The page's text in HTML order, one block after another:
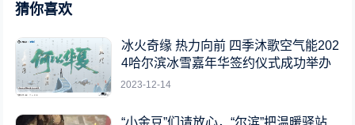
猜你喜欢
冰火奇缘 热力向前 四季沐歌空气能202
4哈尔滨冰雪嘉年华签约仪式成功举办
2023-12-14
“小金豆”们请放心，“尔滨”把温暖驿站